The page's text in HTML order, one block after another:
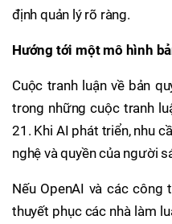
định quản lý rõ ràng.
Hướng tới một mô hình
Cuộc tranh luận về bản
trong những cuộc tranh
21. Khi AI phát triển, nhu
nghệ và quyền của người
Nếu OpenAI và các công
thuyết phục các nhà làm